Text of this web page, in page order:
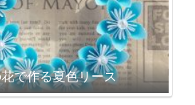
で作る夏色リース